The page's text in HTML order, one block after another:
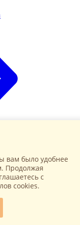
вам было удобнее
Продолжая
c
cookies.